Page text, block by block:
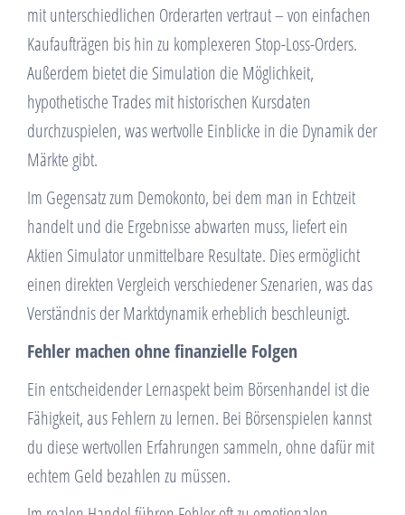
mit unterschiedlichen Orderarten vertraut – von einfachen
Kaufaufträgen bis hin zu komplexeren Stop-Loss-Orders.
Außerdem bietet die Simulation die Möglichkeit,
hypothetische Trades mit historischen Kursdaten
durchzuspielen, was wertvolle Einblicke in die Dynamik der
Märkte gibt.
Im Gegensatz zum Demokonto, bei dem man in Echtzeit
handelt und die Ergebnisse abwarten muss, liefert ein
Aktien Simulator unmittelbare Resultate. Dies ermöglicht
einen direkten Vergleich verschiedener Szenarien, was das
Verständnis der Marktdynamik erheblich beschleunigt.
Fehler machen ohne finanzielle Folgen
Ein entscheidender Lernaspekt beim Börsenhandel ist die
Fähigkeit, aus Fehlern zu lernen. Bei Börsenspielen kannst
du diese wertvollen Erfahrungen sammeln, ohne dafür mit
echtem Geld bezahlen zu müssen.